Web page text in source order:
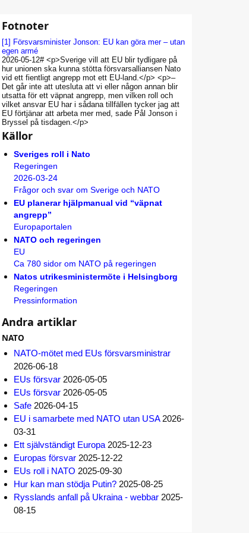
Fotnoter
[1] Försvarsminister Jonson: EU kan göra mer – utan
egen armé
2026-05-12# <p>Sverige vill att EU blir tydligare på
hur unionen ska kunna stötta försvarsalliansen Nato
vid ett fientligt angrepp mot ett EU-land.</p> <p>–
Det går inte att utesluta att vi eller någon annan blir
utsatta för ett väpnat angrepp, men vilken roll och
vilket ansvar EU har i sådana tillfällen tycker jag att
EU förtjänar att arbeta mer med, sade Pål Jonson i
Bryssel på tisdagen.</p>
Källor
Sveriges roll i Nato
Regeringen
2026-03-24
Frågor och svar om Sverige och NATO
EU planerar hjälpmanual vid “väpnat
angrepp”
Europaportalen
NATO och regeringen
EU
Ca 780 sidor om NATO på regeringen
Natos utrikesministermöte i Helsingborg
Regeringen
Pressinformation
Andra artiklar
NATO
NATO-mötet med EUs försvarsministrar
2026-06-18
EUs försvar 2026-05-05
EUs försvar 2026-05-05
Safe 2026-04-15
EU i samarbete med NATO utan USA 2026-
03-31
Ett självständigt Europa 2025-12-23
Europas försvar 2025-12-22
EUs roll i NATO 2025-09-30
Hur kan man stödja Putin? 2025-08-25
Rysslands anfall på Ukraina - webbar 2025-
08-15